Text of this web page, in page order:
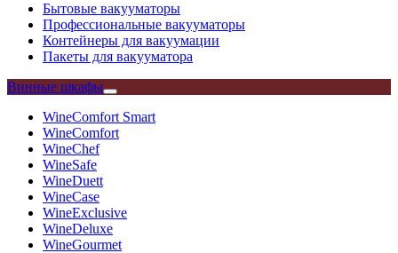
Бытовые вакууматоры
Профессиональные вакууматоры
Контейнеры для вакуумации
Пакеты для вакууматора
Винные шкафы
WineComfort Smart
WineComfort
WineChef
WineSafe
WineDuett
WineCase
WineExclusive
WineDeluxe
WineGourmet